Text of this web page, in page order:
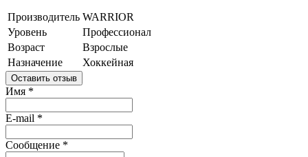
Производитель WARRIOR
Уровень
Профессионал
Возраст
Взрослые
Назначение
Хоккейная
Оставить отзыв
Имя *
E-mail *
Сообщение *